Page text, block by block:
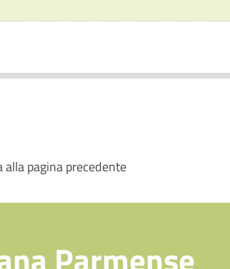
alla pagina precedente